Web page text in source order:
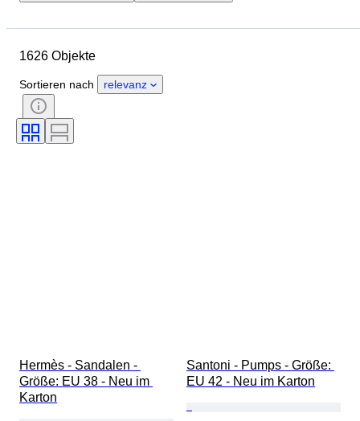
Herkunftsland
Geschlecht
Zustand
Unterschrift
Farbe
Accessoires enthalten
Modell
1626 Objekte
Sortieren nach relevanz
Hermès - Sandalen -
Größe: EU 38 - Neu im
Karton
Santoni - Pumps - Größe:
EU 42 - Neu im Karton